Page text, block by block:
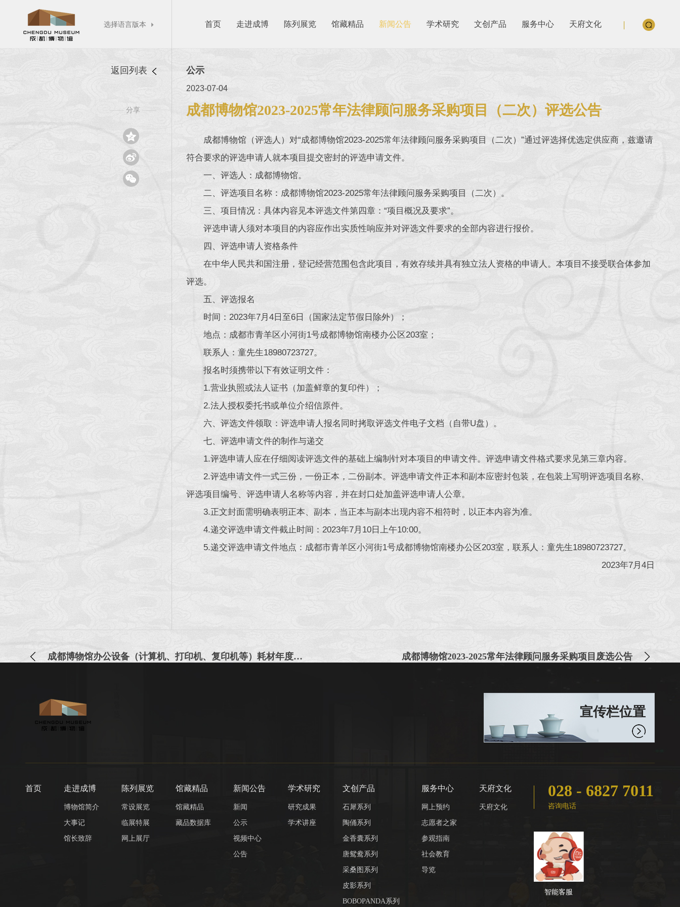
选择语言版本  首页 走进成博 陈列展览 馆藏精品 新闻公告 学术研究 文创产品 服务中心 天府文化
返回列表
—— 分享 ——



公示
2023-07-04
成都博物馆2023-2025常年法律顾问服务采购项目（二次）评选公告
成都博物馆（评选人）对“成都博物馆2023-2025常年法律顾问服务采购项目（二次）”通过评选择优选定供应商，兹邀请
符合要求的评选申请人就本项目提交密封的评选申请文件。
一、评选人：成都博物馆。
二、评选项目名称：成都博物馆2023-2025常年法律顾问服务采购项目（二次）。
三、项目情况：具体内容见本评选文件第四章：“项目概况及要求”。
评选申请人须对本项目的内容应作出实质性响应并对评选文件要求的全部内容进行报价。
四、评选申请人资格条件
在中华人民共和国注册，登记经营范围包含此项目，有效存续并具有独立法人资格的申请人。本项目不接受联合体参加
评选。
五、评选报名
时间：2023年7月4日至6日（国家法定节假日除外）；
地点：成都市青羊区小河街1号成都博物馆南楼办公区203室；
联系人：童先生18980723727。
报名时须携带以下有效证明文件：
1.营业执照或法人证书（加盖鲜章的复印件）；
2.法人授权委托书或单位介绍信原件。
六、评选文件领取：评选申请人报名同时拷取评选文件电子文档（自带U盘）。
七、评选申请文件的制作与递交
1.评选申请人应在仔细阅读评选文件的基础上编制针对本项目的申请文件。评选申请文件格式要求见第三章内容。
2.评选申请文件一式三份，一份正本，二份副本。评选申请文件正本和副本应密封包装，在包装上写明评选项目名称、
评选项目编号、评选申请人名称等内容，并在封口处加盖评选申请人公章。
3.正文封面需明确表明正本、副本，当正本与副本出现内容不相符时，以正本内容为准。
4.递交评选申请文件截止时间：2023年7月10日上午10:00。
5.递交评选申请文件地点：成都市青羊区小河街1号成都博物馆南楼办公区203室，联系人：童先生18980723727。
2023年7月4日
成都博物馆办公设备（计算机、打印机、复印机等）耗材年度采购项目中选公告 成都博物馆2023-2025常年法律顾问服务采购项目废选公告
宣传栏位置
首页 走进成博
博物馆简介
大事记
馆长致辞
陈列展览
常设展览
临展特展
网上展厅
馆藏精品
馆藏精品
藏品数据库
新闻公告
新闻
公示
视频中心
公告
学术研究
研究成果
学术讲座
文创产品
石犀系列
陶俑系列
金香囊系列
唐鸳鸯系列
采桑图系列
皮影系列
BOBOPANDA系列
服务中心
网上预约
志愿者之家
参观指南
社会教育
导览
天府文化
天府文化
028 - 6827 7011
咨询电话
智能客服